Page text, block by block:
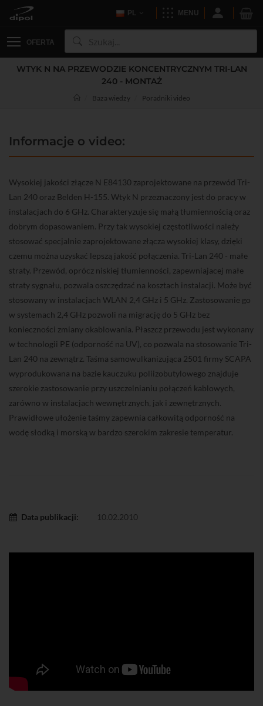
PL MENU
OFERTA
WTYK N NA PRZEWODZIE KONCENTRYCZNYM TRI-LAN
240 - MONTAŻ
Baza wiedzy Poradniki video
Informacje o video:
Wysokiej jakości złącze N E84130 zaprojektowane na przewód Tri-
Lan 240 oraz Belden H-155. Wtyk N przeznaczony jest do pracy w
instalacjach do 6 GHz. Charakteryzuje się małą tłumiennością oraz
dobrym dopasowaniem. Przy tak wysokiej częstotliwości należy
stosować specjalnie zaprojektowane złącza wysokiej klasy, dzięki
czemu można uzyskać lepszą jakość połączenia. Tri-Lan 240 - małe
straty. Przewód, oprócz niskiej tłumienności, zapewniajacej małe
straty sygnału, pozwala oszczędzać na kosztach instalacji. Może być
stosowany w instalacjach WLAN 2,4 GHz i 5 GHz. Zastosowanie go
w systemach 2,4 GHz pozwoli na migrację do 5 GHz bez
konieczności zmiany okablowania. Płaszcz przewodu jest wykonany
w technologii PE (odporność na UV), co pozwala na stosowanie Tri-
Lan 240 na zewnątrz. Taśma samowulkanizująca 2501 firmy SCAPA
wyprodukowana na bazie kauczuku poliizobutylowego znajduje
szerokie zastosowanie przy uszczelnianiu połączeń kablowych,
zarówno w instalacjach wewnętrznych, jak i zewnętrznych.
Prawidłowe ułożenie taśmy zapewnia całkowitą odporność na
wodę słodką i morską w bardzo szerokim zakresie temperatur.
Data publikacji: 10.02.2010